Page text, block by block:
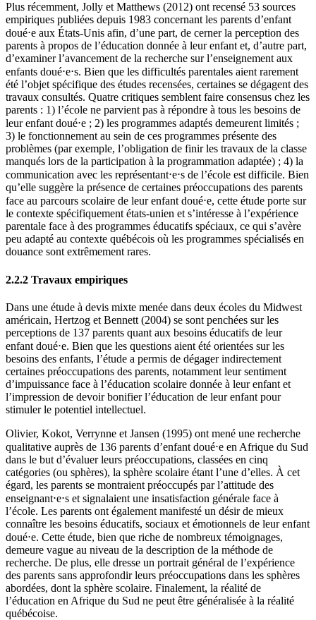
Plus récemment, Jolly et Matthews (2012) ont recensé 53 sources
empiriques publiées depuis 1983 concernant les parents d’enfant
doué⋅e aux États-Unis afin, d’une part, de cerner la perception des
parents à propos de l’éducation donnée à leur enfant et, d’autre part,
d’examiner l’avancement de la recherche sur l’enseignement aux
enfants doué⋅e⋅s. Bien que les difficultés parentales aient rarement
été l’objet spécifique des études recensées, certaines se dégagent des
travaux consultés. Quatre critiques semblent faire consensus chez les
parents : 1) l’école ne parvient pas à répondre à tous les besoins de
leur enfant doué⋅e ; 2) les programmes adaptés demeurent limités ;
3) le fonctionnement au sein de ces programmes présente des
problèmes (par exemple, l’obligation de finir les travaux de la classe
manqués lors de la participation à la programmation adaptée) ; 4) la
communication avec les représentant⋅e⋅s de l’école est difficile. Bien
qu’elle suggère la présence de certaines préoccupations des parents
face au parcours scolaire de leur enfant doué⋅e, cette étude porte sur
le contexte spécifiquement états-unien et s’intéresse à l’expérience
parentale face à des programmes éducatifs spéciaux, ce qui s’avère
peu adapté au contexte québécois où les programmes spécialisés en
douance sont extrêmement rares.
2.2.2 Travaux empiriques
Dans une étude à devis mixte menée dans deux écoles du Midwest
américain, Hertzog et Bennett (2004) se sont penchées sur les
perceptions de 137 parents quant aux besoins éducatifs de leur
enfant doué⋅e. Bien que les questions aient été orientées sur les
besoins des enfants, l’étude a permis de dégager indirectement
certaines préoccupations des parents, notamment leur sentiment
d’impuissance face à l’éducation scolaire donnée à leur enfant et
l’impression de devoir bonifier l’éducation de leur enfant pour
stimuler le potentiel intellectuel.
Olivier, Kokot, Verrynne et Jansen (1995) ont mené une recherche
qualitative auprès de 136 parents d’enfant doué⋅e en Afrique du Sud
dans le but d’évaluer leurs préoccupations, classées en cinq
catégories (ou sphères), la sphère scolaire étant l’une d’elles. À cet
égard, les parents se montraient préoccupés par l’attitude des
enseignant⋅e⋅s et signalaient une insatisfaction générale face à
l’école. Les parents ont également manifesté un désir de mieux
connaître les besoins éducatifs, sociaux et émotionnels de leur enfant
doué⋅e. Cette étude, bien que riche de nombreux témoignages,
demeure vague au niveau de la description de la méthode de
recherche. De plus, elle dresse un portrait général de l’expérience
des parents sans approfondir leurs préoccupations dans les sphères
abordées, dont la sphère scolaire. Finalement, la réalité de
l’éducation en Afrique du Sud ne peut être généralisée à la réalité
québécoise.